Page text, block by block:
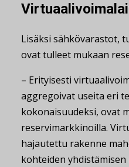
Lisäksi sähkövarastot,
ovat tulleet mukaan
– Erityisesti
aggregoivat useita eri
kokonaisuudeksi, ovat
reservimarkkinoilla.
hajautettu rakenne
kohteiden yhdistämisen